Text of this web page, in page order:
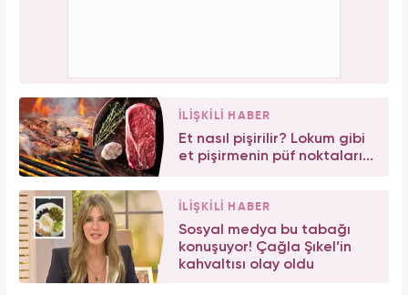
İLİŞKİLİ HABER
Et nasıl pişirilir? Lokum gibi
et pişirmenin püf noktaları...
İLİŞKİLİ HABER
Sosyal medya bu tabağı
konuşuyor! Çağla Şıkel’in
kahvaltısı olay oldu